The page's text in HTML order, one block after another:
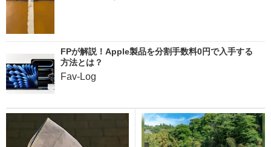
FPが解説！Apple製品を分割手数料0円で入手する
方法とは？
Fav-Log